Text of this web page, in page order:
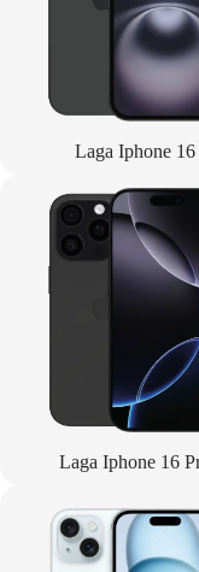
Laga Iphone 16
Laga Iphone 16